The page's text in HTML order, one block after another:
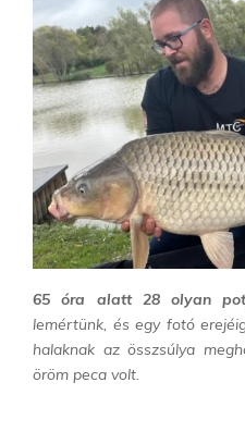
65 óra alatt 28 olyan
lemértünk, és egy fotó
halaknak az összsúlya
öröm peca volt.